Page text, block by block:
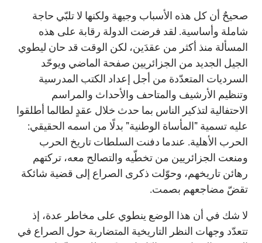
صحيحٌ أن كل هذه الأسباب وجيهة ولكنها لا تلبّي حاجة
شاملة وأساسية. لقد فرضت الدولة رقابة على هذه
المسألة منذ أكثر من عقدَين، لكن الوقت قد حان ليطوي
الجيل الجديد من الجزائريين صفحة الماضي ويوحّد
السرديات المتعدّدة من أجل إعداد الكتب المدرسية
وتنظيم الأرشيف والمتاحف والأحداث والمراسم
الاحتفالية لتذكير الناس بما حدث خلال عقدٍ لطالما أطلقوا
عليه تسمية "المأساة الوطنية" بدلًا من اسمه الحقيقي:
الحرب الأهلية. عندما دفنت السلطات تاريخ الحرب
ومنعت الجزائريين من تخطّيه والتصالح معه، تركتهم
رهائن تاريخهم، وحوّلت ذكرى الصراع إلى قضية شائكة
تقضّ مضاجعهم بصمت.
لا شك في أن هذا الوضع ينطوي على مخاطر عدة، إذ
تتعدّد وجهات النظر التاريخية المتضاربة حول الصراع في